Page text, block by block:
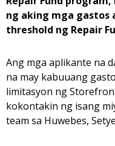
ng aking mga gastos
threshold ng Repair
Ang mga aplikante na
na may kabuuang
limitasyon ng
kokontakin ng isang
team sa Huwebes,